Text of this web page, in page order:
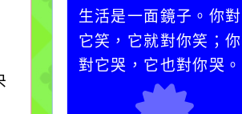
中， 生活是一面鏡子。你對
它笑，它就對你笑；你
對它哭，它也對你哭。